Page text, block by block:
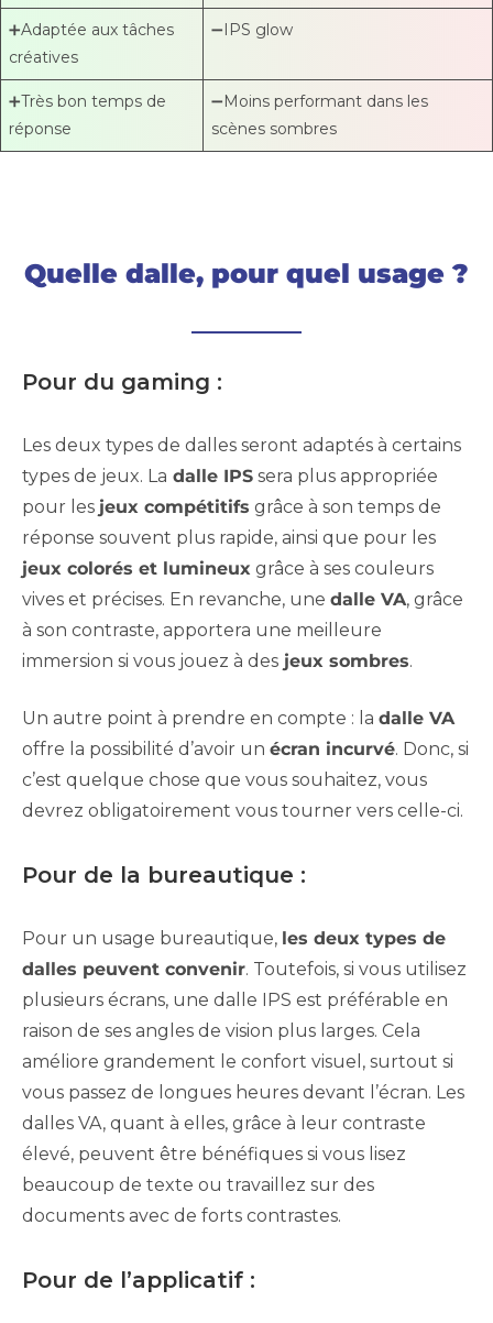
➕Adaptée aux tâches
créatives
➖IPS glow
➕Très bon temps de
réponse
➖Moins performant dans les
scènes sombres
Quelle dalle, pour quel usage ?
Pour du gaming :
Les deux types de dalles seront adaptés à certains
types de jeux. La dalle IPS sera plus appropriée
pour les jeux compétitifs grâce à son temps de
réponse souvent plus rapide, ainsi que pour les
jeux colorés et lumineux grâce à ses couleurs
vives et précises. En revanche, une dalle VA, grâce
à son contraste, apportera une meilleure
immersion si vous jouez à des jeux sombres.
Un autre point à prendre en compte : la dalle VA
offre la possibilité d’avoir un écran incurvé. Donc, si
c’est quelque chose que vous souhaitez, vous
devrez obligatoirement vous tourner vers celle-ci.
Pour de la bureautique :
Pour un usage bureautique, les deux types de
dalles peuvent convenir. Toutefois, si vous utilisez
plusieurs écrans, une dalle IPS est préférable en
raison de ses angles de vision plus larges. Cela
améliore grandement le confort visuel, surtout si
vous passez de longues heures devant l’écran. Les
dalles VA, quant à elles, grâce à leur contraste
élevé, peuvent être bénéfiques si vous lisez
beaucoup de texte ou travaillez sur des
documents avec de forts contrastes.
Pour de l’applicatif :